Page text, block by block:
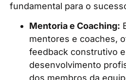
fundamental para o
Mentoria e Coaching:
mentores e coaches,
feedback construtivo
desenvolvimento
dos membros da